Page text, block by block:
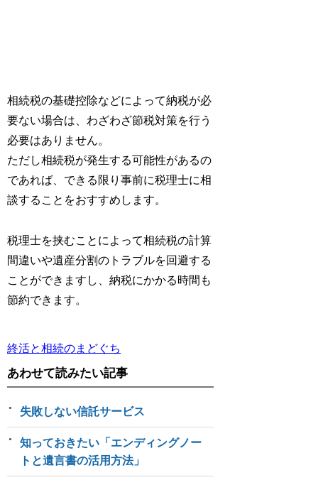
相続税の基礎控除などによって納税が必
要ない場合は、わざわざ節税対策を行う
必要はありません。
ただし相続税が発生する可能性があるの
であれば、できる限り事前に税理士に相
談することをおすすめします。
税理士を挟むことによって相続税の計算
間違いや遺産分割のトラブルを回避する
ことができますし、納税にかかる時間も
節約できます。
終活と相続のまどぐち
あわせて読みたい記事
失敗しない信託サービス
知っておきたい「エンディングノー
トと遺言書の活用方法」